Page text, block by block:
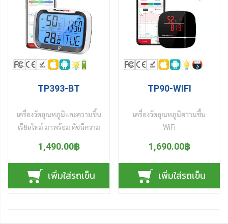
เวชภัณฑ์ ฯลฯ ที่ต้องการ
ควบคุมความชื้นและอุณหภูมิ
ให้เหมาะสมกับการอยู่อาศัย
และ เก็บรักษาคุณภาพสินค้า
ไม่ให้เสียหายจากสภาวะ
อากาศที่แปรปวน การใช้งาน
จำนวน 2 ก้อน โหลดแอปฯ
และเปิดแอปฯ เชื่อมต่อข้อมูล
กับอุปกรณ์ ก็ดูผลการวัดค่า
อุณหภูมิอากาศ ความชื้นใน
อากาศ และ ดัชนีความร้อน
ทันที ผ่านบลูทูธ (Bluetooth)
แล้วยังสามารถส่งข้อมูลหรือ
เกินค่าที่ตั้งไว้ การใช้งานง่าย
มาก เพียงติดตั้งแอปฯ เปิด
อุปกรณ์ แล้วเชื่อมต่อผ่าน
เครื่อข่ายไวไฟ (WiFi) ก็ใช้งาน
แล้ว ก็จะส่งข้อมูลทุก ๆ 10
(Cloud) แบบ Real-time
ลูกค้าเพียงเปิดแอปฯ บนมือถือ
ดูค่าการวัด ฯ (อุณหภูมิ
ความชื้น และ ดัชนีความร้อน)
ทุกที่ ทุกเวลา ทั้วทุกมุมโลก
แจ้ง ผู้ที่เกี่ยวข้องสถานที่นั่น ๆ
ให้ปรับสภาพอากาศให้สมดุล
TP393-BT
เครื่องวัดอุณหภูมิและความชื้น
เรียลไทม์ มาพร้อม ดัชนีความ
ตัว ส่งข้อมูลการวัดฯ เข้า
โทรศัพท์มือถือสมาร์ทโฟน
ผ่านสัญญาณบลูทูธ
(Bluetooth) รัศมีการรับส่ง
1,490.00฿
เพิ่มใส่รถเข็น
TP90-WIFI
เครื่องวัดอุณหภูมิความชื้น
WiFi
อุปกรณ์วัดอุณหภูมิอากาศ
และ วัดความชื้นอากาศ แบบไร้
สาย ไวไฟ (WiFi) เชื่อมต่อ
โทรศัพท์มือถือสมาร์ทโฟน บน
1,690.00฿
เพิ่มใส่รถเข็น